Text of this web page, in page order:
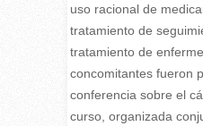
uso racional de
tratamiento de
tratamiento de
concomitantes fueron
conferencia sobre el
curso, organizada